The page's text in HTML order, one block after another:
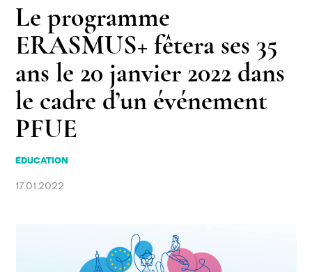
Le programme
ERASMUS+ fêtera ses 35
ans le 20 janvier 2022 dans
le cadre d’un événement
PFUE
ÉDUCATION
17.01.2022